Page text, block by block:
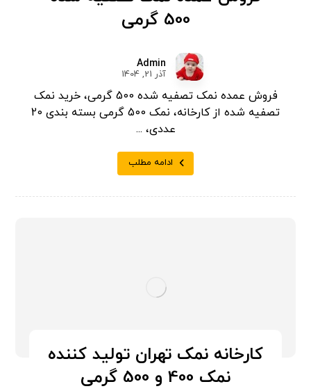
500 گرمی
Admin
آذر 21, 1404
فروش عمده نمک تصفیه شده 500 گرمی، خرید نمک
تصفیه شده از کارخانه، نمک 500 گرمی بسته بندی 20
عددی، ...
ادامه مطلب
کارخانه نمک تهران تولید کننده
نمک 400 و 500 گرمی